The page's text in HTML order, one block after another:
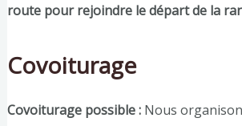
route pour rejoindre le départ de la
Covoiturage
Covoiturage possible : Nous